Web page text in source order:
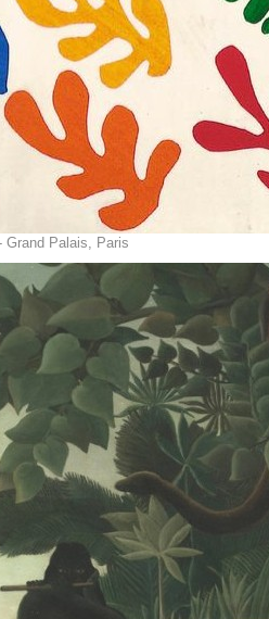
Grand Palais, Paris